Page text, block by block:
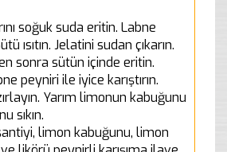
soğuk suda eritin. Labne
ısıtın. Jelatini sudan çıkarın.
sonra sütün içinde eritin.
peyniri ile iyice karıştırın.
Yarım limonun kabuğunu
sıkın.
limon kabuğunu, limon